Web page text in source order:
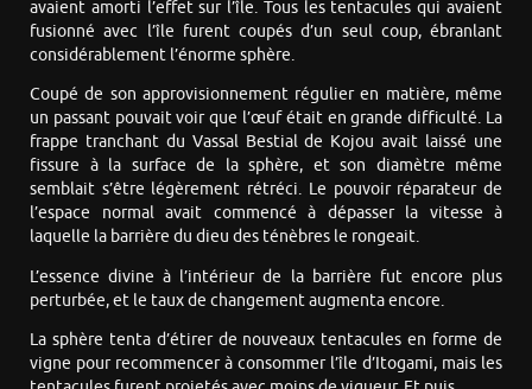
avaient amorti l’effet sur l’île. Tous les tentacules qui avaient
fusionné avec l’île furent coupés d’un seul coup, ébranlant
considérablement l’énorme sphère.
Coupé de son approvisionnement régulier en matière, même
un passant pouvait voir que l’œuf était en grande difficulté. La
frappe tranchant du Vassal Bestial de Kojou avait laissé une
fissure à la surface de la sphère, et son diamètre même
semblait s’être légèrement rétréci. Le pouvoir réparateur de
l’espace normal avait commencé à dépasser la vitesse à
laquelle la barrière du dieu des ténèbres le rongeait.
L’essence divine à l’intérieur de la barrière fut encore plus
perturbée, et le taux de changement augmenta encore.
La sphère tenta d’étirer de nouveaux tentacules en forme de
vigne pour recommencer à consommer l’île d’Itogami, mais les